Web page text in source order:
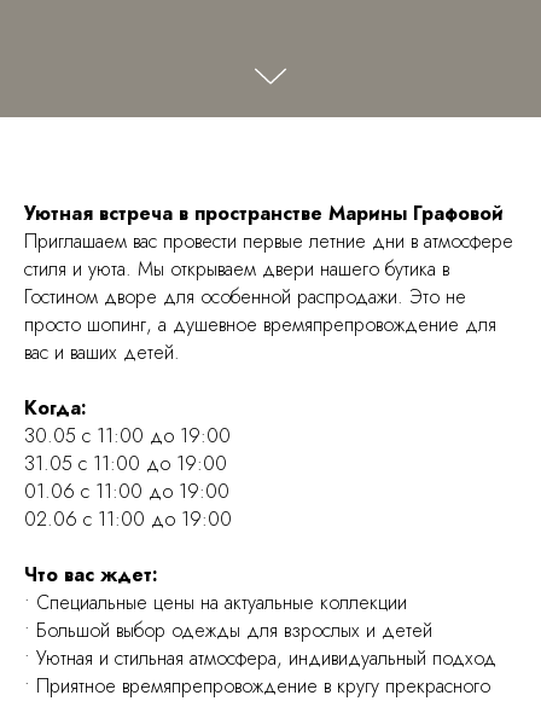
Уютная встреча в пространстве Марины Графовой
Приглашаем вас провести первые летние дни в атмосфере
стиля и уюта. Мы открываем двери нашего бутика в
Гостином дворе для особенной распродажи. Это не
просто шопинг, а душевное времяпрепровождение для
вас и ваших детей.
Когда:
30.05 с 11:00 до 19:00
31.05 с 11:00 до 19:00
01.06 с 11:00 до 19:00
02.06 с 11:00 до 19:00
Что вас ждет:
• Специальные цены на актуальные коллекции
• Большой выбор одежды для взрослых и детей
• Уютная и стильная атмосфера, индивидуальный подход
• Приятное времяпрепровождение в кругу прекрасного